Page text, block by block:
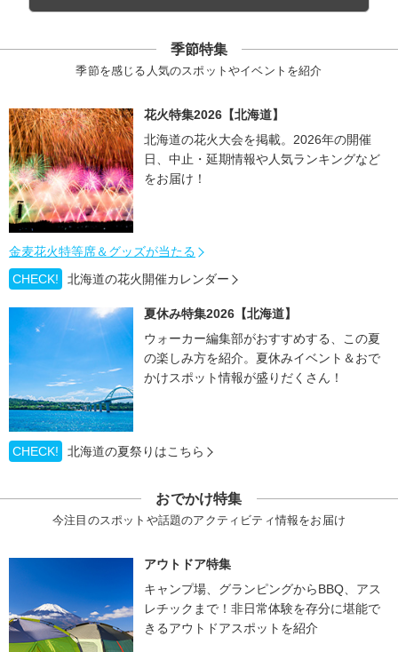
季節特集
季節を感じる人気のスポットやイベントを紹介
花火特集2026【北海道】
北海道の花火大会を掲載。2026年の開催
日、中止・延期情報や人気ランキングなど
をお届け！
金麦花火特等席＆グッズが当たる
CHECK!
北海道の花火開催カレンダー
夏休み特集2026【北海道】
ウォーカー編集部がおすすめする、この夏
の楽しみ方を紹介。夏休みイベント＆おで
かけスポット情報が盛りだくさん！
CHECK! 北海道の夏祭りはこちら
おでかけ特集
今注目のスポットや話題のアクティビティ情報をお届け
アウトドア特集
キャンプ場、グランピングからBBQ、アス
レチックまで！非日常体験を存分に堪能で
きるアウトドアスポットを紹介